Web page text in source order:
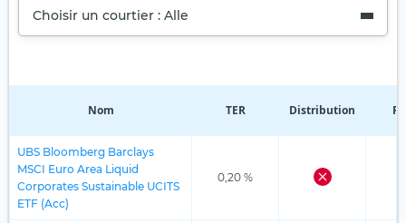
Choisir un courtier : Alle
Nom TER Distribution
UBS Bloomberg Barclays
MSCI Euro Area Liquid
Corporates Sustainable UCITS
ETF (Acc)
0,20 %